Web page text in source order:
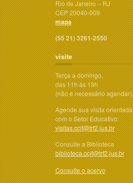
Rio de Janeiro – RJ
CEP 20040-009
mapa
(55 21) 3261-2550
visite
Terça a domingo,
das 11h às 19h
(não é necessário agendar)
Agende sua visita orientada
com o Setor Educativo:
visitas.ccjf@trf2.jus.br
Consulte a Biblioteca
biblioteca.ccjf@trf2.jus.br
Consulte o acervo